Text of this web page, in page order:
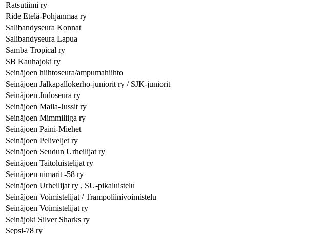
Ratsutiimi ry
Ride Etelä-Pohjanmaa ry
Salibandyseura Konnat
Salibandyseura Lapua
Samba Tropical ry
SB Kauhajoki ry
Seinäjoen hiihtoseura/ampumahiihto
Seinäjoen Jalkapallokerho-juniorit ry / SJK-juniorit
Seinäjoen Judoseura ry
Seinäjoen Maila-Jussit ry
Seinäjoen Mimmiliiga ry
Seinäjoen Paini-Miehet
Seinäjoen Peliveljet ry
Seinäjoen Seudun Urheilijat ry
Seinäjoen Taitoluistelijat ry
Seinäjoen uimarit -58 ry
Seinäjoen Urheilijat ry , SU-pikaluistelu
Seinäjoen Voimistelijat / Trampoliinivoimistelu
Seinäjoen Voimistelijat ry
Seinäjoki Silver Sharks ry
Sepsi-78 ry